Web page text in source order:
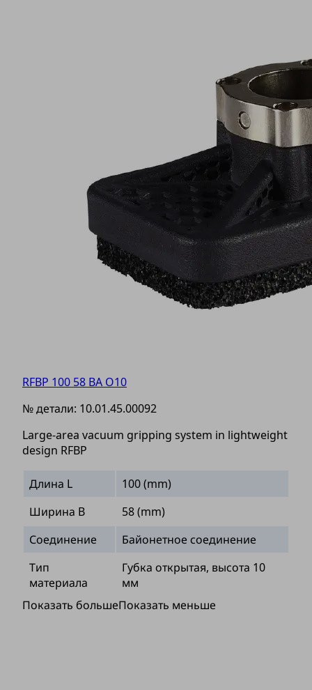
RFBP 100 58 BA O10
№ детали: 10.01.45.00092
Large-area vacuum gripping system in lightweight
design RFBP
Длина L
100 (mm)
Ширина B
58 (mm)
Соединение
Байонетное соединение
Тип
материала
Губка открытая, высота 10
мм
Показать большеПоказать меньше